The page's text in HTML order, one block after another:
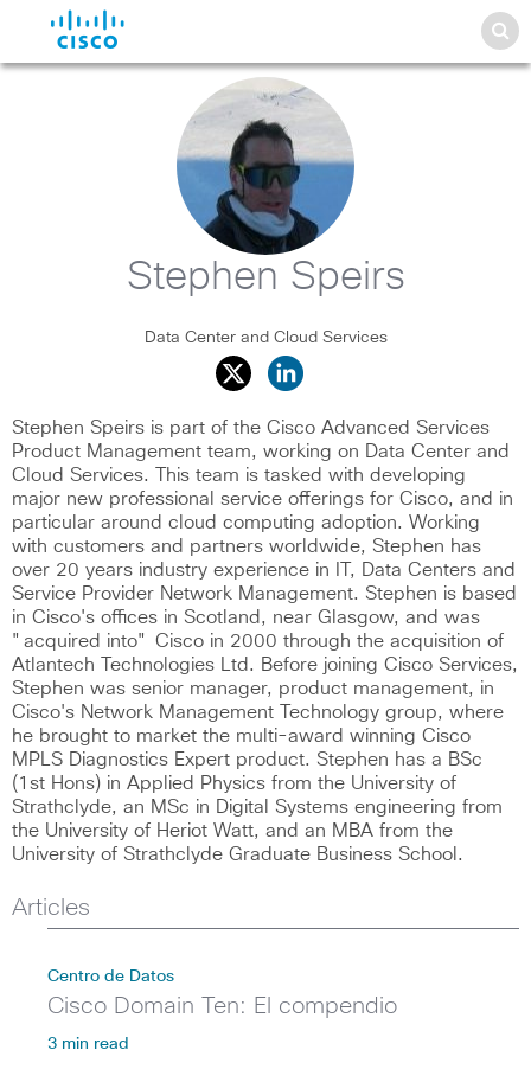
Stephen Speirs
Data Center and Cloud Services
Stephen Speirs is part of the Cisco Advanced Services
Product Management team, working on Data Center and
Cloud Services. This team is tasked with developing
major new professional service offerings for Cisco, and in
particular around cloud computing adoption. Working
with customers and partners worldwide, Stephen has
over 20 years industry experience in IT, Data Centers and
Service Provider Network Management. Stephen is based
in Cisco's offices in Scotland, near Glasgow, and was
"acquired into" Cisco in 2000 through the acquisition of
Atlantech Technologies Ltd. Before joining Cisco Services,
Stephen was senior manager, product management, in
Cisco's Network Management Technology group, where
he brought to market the multi-award winning Cisco
MPLS Diagnostics Expert product. Stephen has a BSc
(1st Hons) in Applied Physics from the University of
Strathclyde, an MSc in Digital Systems engineering from
the University of Heriot Watt, and an MBA from the
University of Strathclyde Graduate Business School.
Articles
Centro de Datos
Cisco Domain Ten: El compendio
3 min read